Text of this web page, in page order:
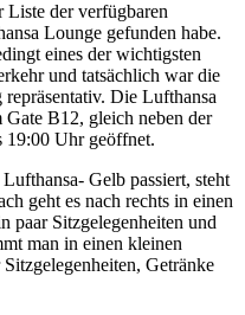
Liste der verfügbaren
Lounge gefunden habe.
eines der wichtigsten
und tatsächlich war die
Die Lufthansa
B12, gleich neben der
19:00 Uhr geöffnet.
Gelb passiert, steht
geht es nach rechts in einen
paar Sitzgelegenheiten und
man in einen kleinen
Getränke